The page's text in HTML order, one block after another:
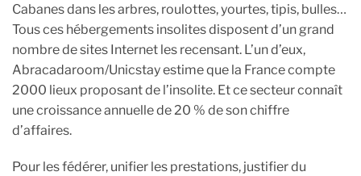
Cabanes dans les arbres, roulottes, yourtes, tipis, bulles…
Tous ces hébergements insolites disposent d’un grand
nombre de sites Internet les recensant. L’un d’eux,
Abracadaroom/Unicstay estime que la France compte
2000 lieux proposant de l’insolite. Et ce secteur connaît
une croissance annuelle de 20 % de son chiffre
d’affaires.
Pour les fédérer, unifier les prestations, justifier du